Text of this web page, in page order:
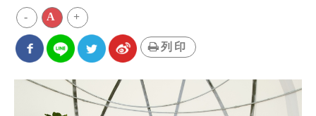
- A +
列印